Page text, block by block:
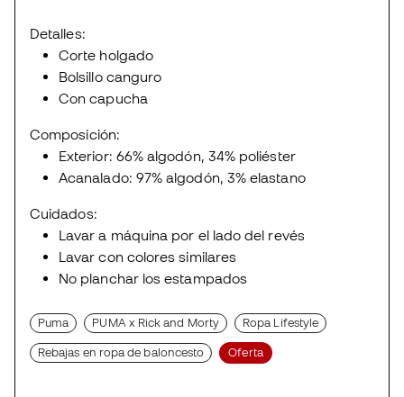
Detalles:
Corte holgado
Bolsillo canguro
Con capucha
Composición:
Exterior: 66% algodón, 34% poliéster
Acanalado: 97% algodón, 3% elastano
Cuidados:
Lavar a máquina por el lado del revés
Lavar con colores similares
No planchar los estampados
Puma PUMA x Rick and Morty Ropa Lifestyle
Rebajas en ropa de baloncesto Oferta